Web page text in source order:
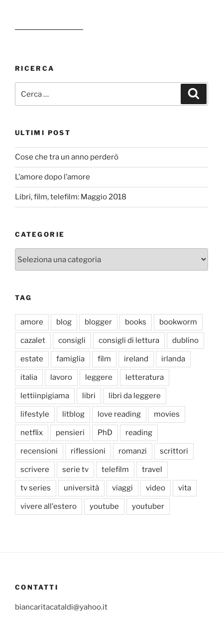
RICERCA
ULTIMI POST
Cose che tra un anno perderò
L’amore dopo l’amore
Libri, film, telefilm: Maggio 2018
CATEGORIE
TAG
amore blog blogger books bookworm
cazalet consigli consigli di lettura dublino
estate famiglia film ireland irlanda
italia lavoro leggere letteratura
lettiinpigiama libri libri da leggere
lifestyle litblog love reading movies
netflix pensieri PhD reading
recensioni riflessioni romanzi scrittori
scrivere serie tv telefilm travel
tv series università viaggi video vita
vivere all'estero youtube youtuber
CONTATTI
biancaritacataldi@yahoo.it